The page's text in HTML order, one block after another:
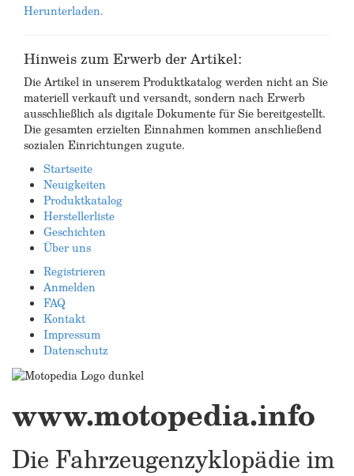
Herunterladen.
Hinweis zum Erwerb der Artikel:
Die Artikel in unserem Produktkatalog werden nicht an Sie
materiell verkauft und versandt, sondern nach Erwerb
ausschließlich als digitale Dokumente für Sie bereitgestellt.
Die gesamten erzielten Einnahmen kommen anschließend
sozialen Einrichtungen zugute.
Startseite
Neuigkeiten
Produktkatalog
Herstellerliste
Geschichten
Über uns
Registrieren
Anmelden
FAQ
Kontakt
Impressum
Datenschutz
www.motopedia.info
Die Fahrzeugenzyklopädie im